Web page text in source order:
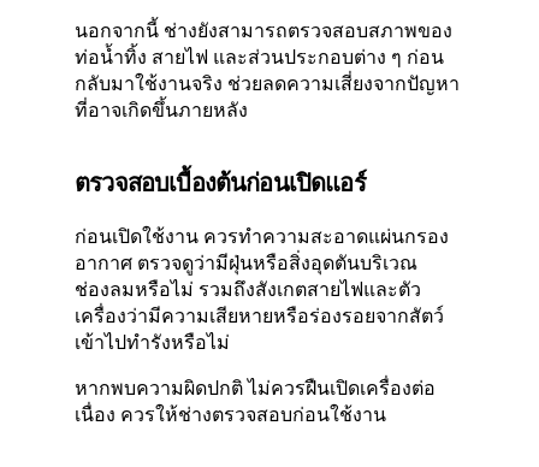
นอกจากนี้ ช่างยังสามารถตรวจสอบสภาพของ
ท่อน้ำทิ้ง สายไฟ และส่วนประกอบต่าง ๆ ก่อน
กลับมาใช้งานจริง ช่วยลดความเสี่ยงจากปัญหา
ที่อาจเกิดขึ้นภายหลัง
ตรวจสอบเบื้องต้นก่อนเปิดแอร์
ก่อนเปิดใช้งาน ควรทำความสะอาดแผ่นกรอง
อากาศ ตรวจดูว่ามีฝุ่นหรือสิ่งอุดตันบริเวณ
ช่องลมหรือไม่ รวมถึงสังเกตสายไฟและตัว
เครื่องว่ามีความเสียหายหรือร่องรอยจากสัตว์
เข้าไปทำรังหรือไม่
หากพบความผิดปกติ ไม่ควรฝืนเปิดเครื่องต่อ
เนื่อง ควรให้ช่างตรวจสอบก่อนใช้งาน